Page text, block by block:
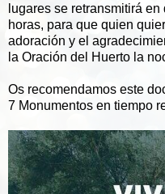
lugares se retransmitirá
horas, para que quien
adoración y el
la Oración del Huerto la
Os recomendamos este
7 Monumentos en tiempo